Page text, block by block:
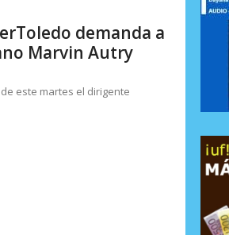
demanda a
Marvin Autry
este martes el dirigente